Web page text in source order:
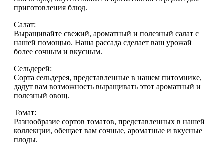
приготовления блюд.
Салат:
Выращивайте свежий, ароматный и полезный салат с
нашей помощью. Наша рассада сделает ваш урожай
более сочным и вкусным.
Сельдерей:
Сорта сельдерея, представленные в нашем питомнике,
дадут вам возможность выращивать этот ароматный и
полезный овощ.
Томат:
Разнообразие сортов томатов, представленных в нашей
коллекции, обещает вам сочные, ароматные и вкусные
плоды.